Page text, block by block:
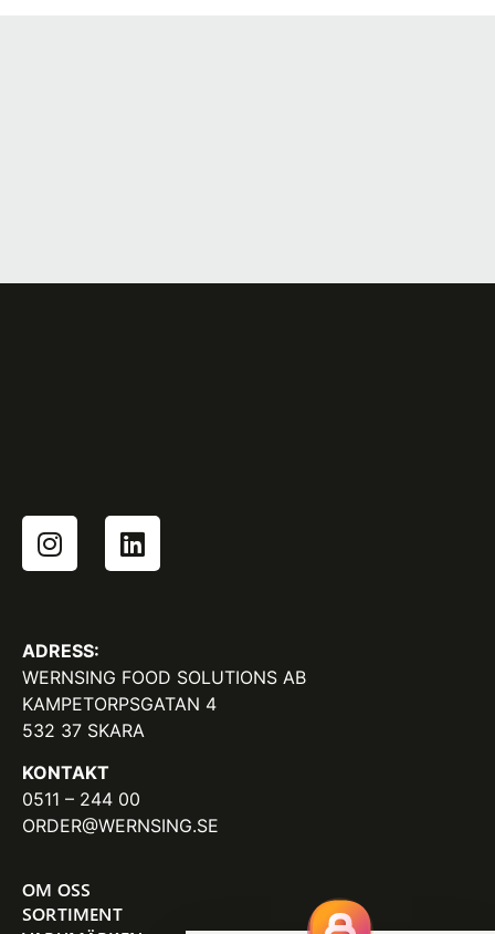
ADRESS:
WERNSING FOOD SOLUTIONS AB
KAMPETORPSGATAN 4
532 37 SKARA
KONTAKT
0511 – 244 00
ORDER@WERNSING.SE
OM OSS
SORTIMENT